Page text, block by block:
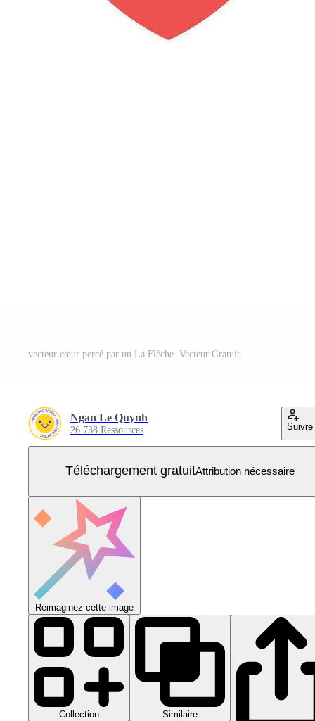
vecteur cœur percé par un La Flèche. Vecteur Gratuit
Ngan Le Quynh
26 738 Ressources Suivre
Téléchargement gratuitAttribution nécessaire
Réimaginez cette image
Collection Similaire